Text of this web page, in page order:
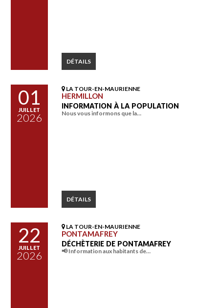
DÉTAILS
01
JUILLET
2026
LA TOUR-EN-MAURIENNE
HERMILLON
INFORMATION À LA POPULATION
Nous vous informons que la…
DÉTAILS
22
JUILLET
2026
LA TOUR-EN-MAURIENNE
PONTAMAFREY
DÉCHÈTERIE DE PONTAMAFREY
📢 Information aux habitants de…